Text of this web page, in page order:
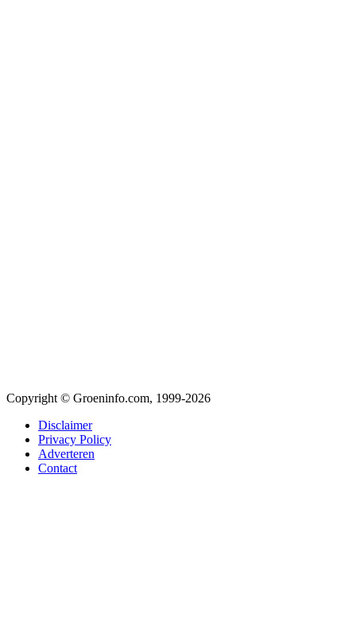
Copyright © Groeninfo.com, 1999-2026
Disclaimer
Privacy Policy
Adverteren
Contact